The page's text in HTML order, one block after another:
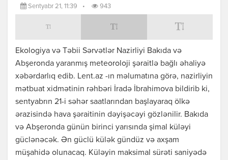
Sentyabr 21, 11:39 • 943
Ekologiya və Təbii Sərvətlər Nazirliyi Bakıda və
Abşeronda yaranmış meteoroloji şəraitlə bağlı əhaliyə
xəbərdarlıq edib. Lent.az -ın məlumatına görə, nazirliyin
mətbuat xidmətinin rəhbəri İradə İbrahimova bildirib ki,
sentyabrın 21-i səhər saatlarından başlayaraq ölkə
ərazisində hava şəraitinin dəyişəcəyi gözlənilir. Bakıda
və Abşeronda günün birinci yarısında şimal küləyi
güclənəcək. Ən güclü külək gündüz və axşam
müşahidə olunacaq. Küləyin maksimal sürəti saniyədə